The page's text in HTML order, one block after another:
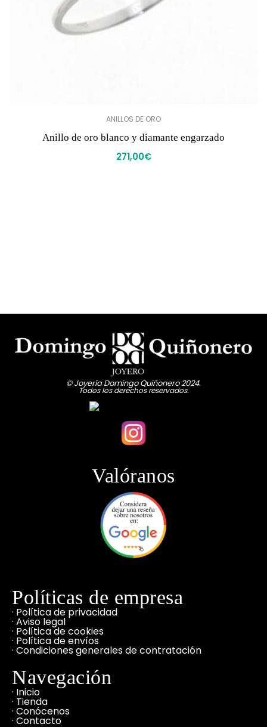
ANILLOS DE ORO
Anillo de oro blanco y diamante engarzado
271,00€
© Joyería Domingo Quiñonero 2024.
Todos los derechos reservados.
Valóranos
Políticas de empresa
· Política de privacidad
· Aviso legal
· Política de cookies
· Política de envíos
· Condiciones generales de contratación
Navegación
· Inicio
· Tienda
· Conócenos
· Contacto